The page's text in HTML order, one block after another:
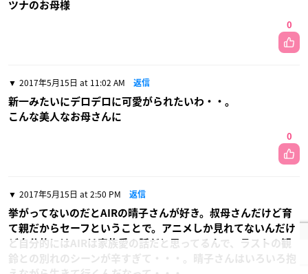
ツナのお母様
0
2017年5月15日 at 11:02 AM 返信
新一みたいにデロデロに可愛がられたいわ・・。
こんな美人なお母さんに
0
2017年5月15日 at 2:50 PM 返信
挙がってないのだとAIRの晴子さんが好き。叔母さんだけど育
て親だからセーフということで。アニメしか見れてないんだけ
ど自分的にはAIRは家族愛の話だと思ってるんで、ラストの観
鈴との別れのシーンが辛すぎて・・・。晴子さんはいろいろ抱